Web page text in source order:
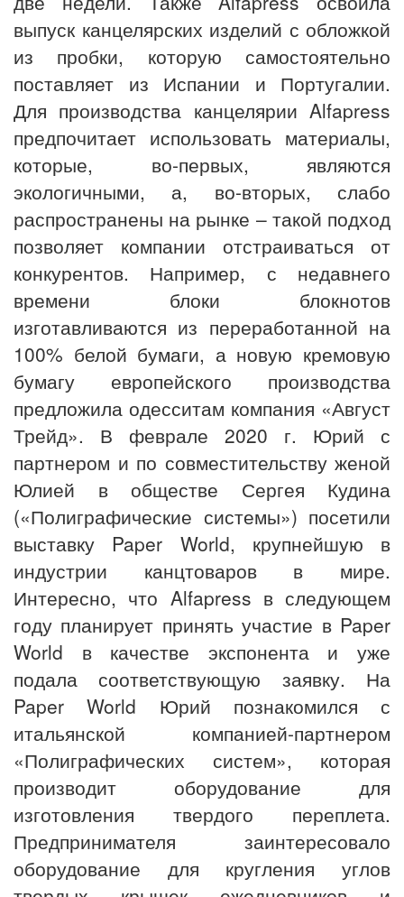
выпуск канцелярских изделий с обложкой
из пробки, которую самостоятельно
поставляет из Испании и Португалии.
Для производства канцелярии Alfapress
предпочитает использовать материалы,
которые, во-первых, являются
экологичными, а, во-вторых, слабо
распространены на рынке – такой подход
позволяет компании отстраиваться от
конкурентов. Например, с недавнего
времени блоки блокнотов
изготавливаются из переработанной на
100% белой бумаги, а новую кремовую
бумагу европейского производства
предложила одесситам компания «Август
Трейд». В феврале 2020 г. Юрий с
партнером и по совместительству женой
Юлией в обществе Сергея Кудина
(«Полиграфические системы») посетили
выставку Paper World, крупнейшую в
индустрии канцтоваров в мире.
Интересно, что Alfapress в следующем
году планирует принять участие в Paper
World в качестве экспонента и уже
подала соответствующую заявку. На
Paper World Юрий познакомился с
итальянской компанией-партнером
«Полиграфических систем», которая
производит оборудование для
изготовления твердого переплета.
Предпринимателя заинтересовало
оборудование для кругления углов